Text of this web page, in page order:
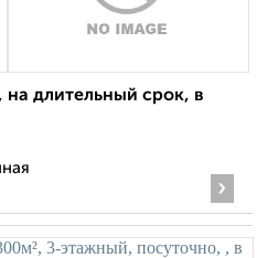
длительный срок, в
›